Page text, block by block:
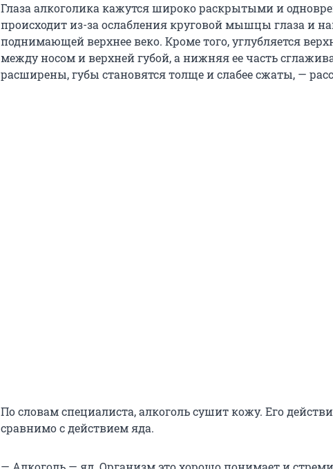
Глаза алкоголика кажутся широко раскрытыми и
происходит из-за ослабления круговой мышцы глаза и
поднимающей верхнее веко. Кроме того, углубляется
между носом и верхней губой, а нижняя ее часть
расширены, губы становятся толще и слабее cжаты, —
По словам специалиста, алкоголь сушит кожу. Его
сравнимо с действием яда.